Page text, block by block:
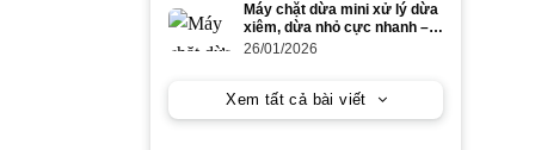
Máy chặt dừa mini xử lý dừa
xiêm, dừa nhỏ cực nhanh –
tiết kiệm công lao động
26/01/2026
Xem tất cả bài viết